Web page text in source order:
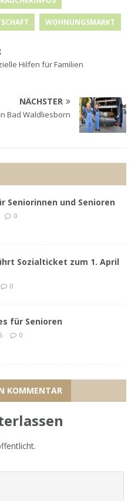
WOHNUNGSMARKT
Hilfen für Familien
NÄCHSTER
Bad Waldliesborn
Seniorinnen und Senioren
0
Sozialticket zum 1. April
0
für Senioren
0
KOMMENTAR